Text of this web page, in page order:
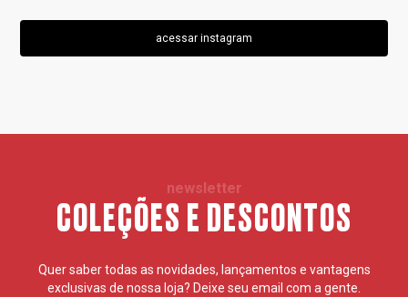
acessar instagram
newsletter
COLEÇÕES E DESCONTOS
Quer saber todas as novidades, lançamentos e vantagens
exclusivas de nossa loja? Deixe seu email com a gente.